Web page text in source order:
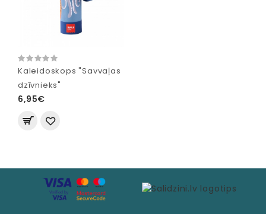
Kaleidoskops "Savvaļas
dzīvnieks"
6,95€